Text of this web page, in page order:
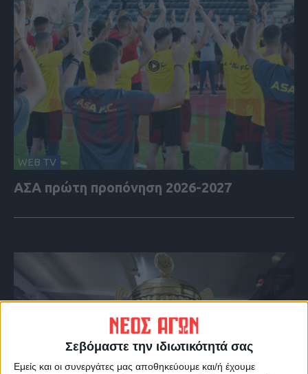
Σεβόμαστε την ιδιωτικότητά σας
Εμείς και οι συνεργάτες μας αποθηκεύουμε και/ή έχουμε
WEB TV
ΑΣΑ πρώτη προπόνηση 2026-2027